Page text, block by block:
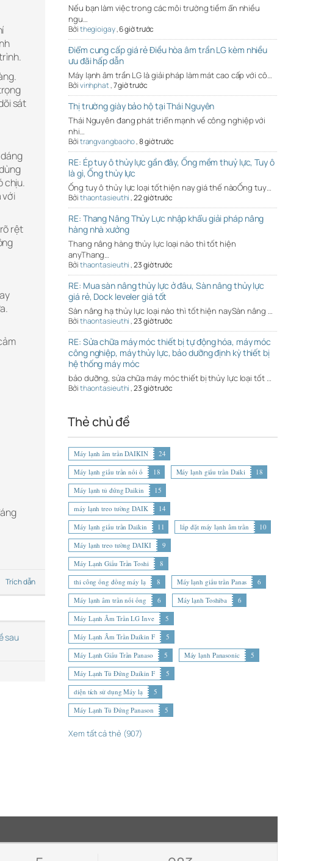
sát
chịu.
với
rệt
Trích dẫn
sau
Nếu bạn làm việc trong các môi trường tiềm ẩn nhiều
ngu…
Bởithegioigay,6 giờ trước
Điểm cung cấp giá rẻ Điều hòa âm trần LG kèm nhiều
ưu đãi hấp dẫn
Máy lạnh âm trần LG là giải pháp làm mát cao cấp với cô…
Bởivinhphat,7 giờ trước
Thị trường giày bảo hộ tại Thái Nguyên
Thái Nguyên đang phát triển mạnh về công nghiệp với
nhi…
Bởitrangvangbaoho,8 giờ trước
RE: Ép tuy ô thủy lực gần đây, Ống mềm thuỷ lực, Tuy ô
là gì, Ống thủy lực
Ống tuy ô thủy lực loại tốt hiện nay giá thế nàoỐng tuy…
Bởithaontasieuthi,22 giờ trước
RE: Thang Nâng Thủy Lực nhập khẩu giải pháp nâng
hàng nhà xưởng
Thang nâng hàng thủy lực loại nào thì tốt hiện
anyThang…
Bởithaontasieuthi,23 giờ trước
RE: Mua sàn nâng thủy lực ở đâu, Sàn nâng thủy lực
giá rẻ, Dock leveler giá tốt
Sàn nâng hạ thủy lực loại nào thì tốt hiện naySàn nâng …
Bởithaontasieuthi,23 giờ trước
RE: Sửa chữa máy móc thiết bị tự động hóa, máy móc
công nghiệp, máy thủy lực, bảo dưỡng định kỳ thiết bị
hệ thống máy móc
bảo dưỡng, sửa chữa máy móc thiết bị thủy lực loại tốt …
Bởithaontasieuthi,23 giờ trước
Thẻ chủ đề
Máy lạnh âm trần DAIKIN
24
Máy lạnh giấu trần nối ố
18 Máy lạnh giấu trần Daiki
18
Máy lạnh tủ đứng Daikin
15
máy lạnh treo tường DAIK
14
Máy lạnh giấu trần Daikin
11 lắp đặt máy lạnh âm trần
10
Máy lạnh treo tường DAIKI
9
Máy Lạnh Giấu Trần Toshi
8
thi công ống đồng máy lạ
8 Máy lạnh giấu trần Panas
6
Máy lạnh âm trần nối ống
6 Máy lạnh Toshiba
6
Máy Lạnh Âm Trần LG Inve
5
Máy Lạnh Âm Trần Daikin F
5
Máy Lạnh Giấu Trần Panaso
5 Máy lạnh Panasonic
5
Máy Lạnh Tủ Đứng Daikin F
5
diện tích sử dụng Máy lạ
5
Máy Lạnh Tủ Đứng Panason
5
Xem tất cả thẻ (907)